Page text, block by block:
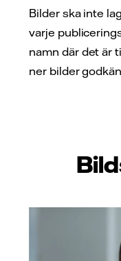
Bilder ska inte
varje
namn där det är
ner bilder